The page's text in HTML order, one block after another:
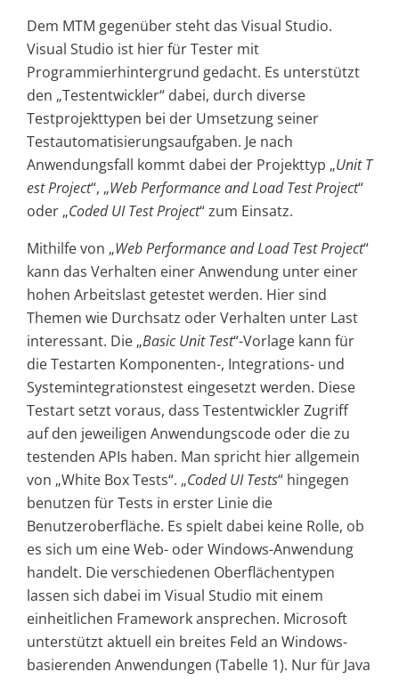
Dem MTM gegenüber steht das Visual Studio.
Visual Studio ist hier für Tester mit
Programmierhintergrund gedacht. Es unterstützt
den „Testentwickler“ dabei, durch diverse
Testprojekttypen bei der Umsetzung seiner
Testautomatisierungsaufgaben. Je nach
Anwendungsfall kommt dabei der Projekttyp „Unit T
est Project“, „Web Performance andLoad Test Project“
oder „Coded UI Test Project“ zum Einsatz.
Mithilfe von „Web Performance andLoad Test Project“
kann das Verhalten einer Anwendung unter einer
hohen Arbeitslast getestet werden. Hier sind
Themen wie Durchsatz oder Verhalten unter Last
interessant. Die „Basic Unit Test“-Vorlage kann für
die Testarten Komponenten-, Integrations- und
Systemintegrationstest eingesetzt werden. Diese
Testart setzt voraus, dass Testentwickler Zugriff
auf den jeweiligen Anwendungscode oder die zu
testenden APIs haben. Man spricht hier allgemein
von „White Box Tests“. „Coded UI Tests“ hingegen
benutzen für Tests in erster Linie die
Benutzeroberfläche. Es spielt dabei keine Rolle, ob
es sich um eine Web- oder Windows-Anwendung
handelt. Die verschiedenen Oberflächentypen
lassen sich dabei im Visual Studio mit einem
einheitlichen Framework ansprechen. Microsoft
unterstützt aktuell ein breites Feld an Windows-
basierenden Anwendungen (Tabelle 1). Nur für Java